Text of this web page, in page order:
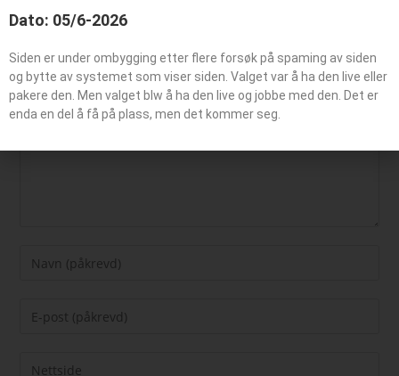
Legg igjen en kommentar
Dato: 05/6-2026
Siden er under ombygging etter flere forsøk på spaming av siden
og bytte av systemet som viser siden. Valget var å ha den live eller
pakere den. Men valget blw å ha den live og jobbe med den. Det er
enda en del å få på plass, men det kommer seg.